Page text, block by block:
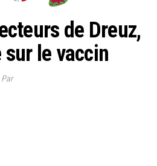
de Dreuz,
sur le vaccin
Par